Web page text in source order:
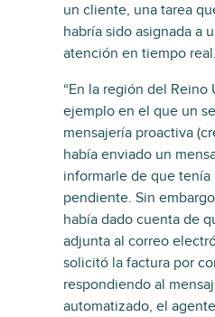
un cliente, una tarea
habría sido asignada a
atención en tiempo real.
“En la región del
ejemplo en el que un
mensajería proactiva
había enviado un
informarle de que tenía
pendiente. Sin
había dado cuenta de
adjunta al correo
solicitó la factura por
respondiendo al
automatizado, el